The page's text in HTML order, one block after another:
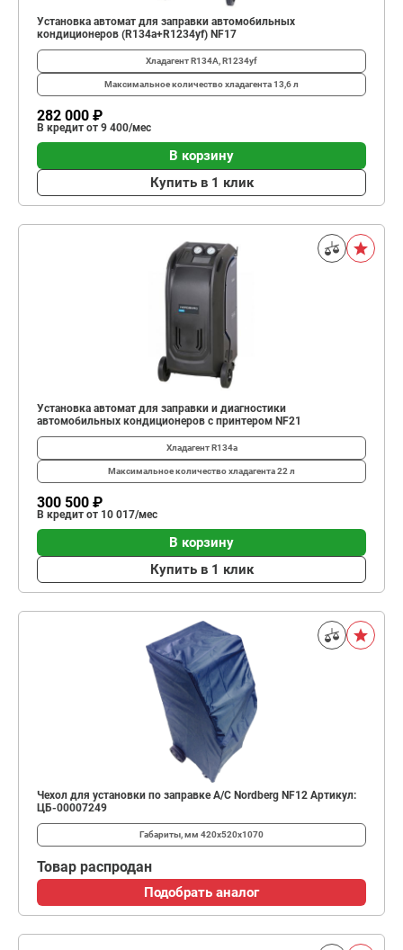
Установка автомат для заправки автомобильных
кондиционеров (R134a+R1234yf) NF17
ХладагентR134A, R1234yf
Максимальное количество хладагента13,6 л
282 000 ₽
В кредит от 9 400/мес
В корзину
Купить в 1 клик
Установка автомат для заправки и диагностики
автомобильных кондиционеров с принтером NF21
ХладагентR134a
Максимальное количество хладагента22 л
300 500 ₽
В кредит от 10 017/мес
В корзину
Купить в 1 клик
Чехол для установки по заправке А/С Nordberg NF12 Артикул:
ЦБ-00007249
Габариты, мм 420х520х1070
Товар распродан
Подобрать аналог